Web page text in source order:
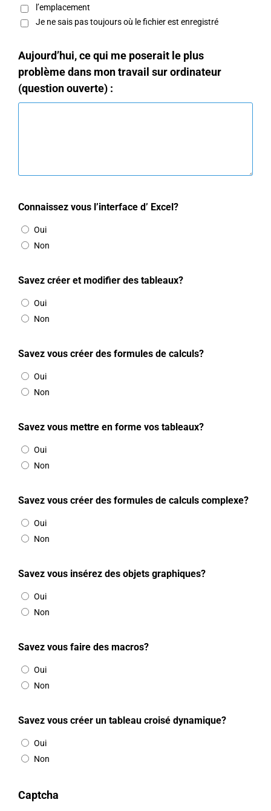
l’emplacement
Je ne sais pas toujours où le fichier est enregistré
Aujourd’hui, ce qui me poserait le plus
problème dans mon travail sur ordinateur
(question ouverte) :
Connaissez vous l’interface d’ Excel?
Oui
Non
Savez créer et modifier des tableaux?
Oui
Non
Savez vous créer des formules de calculs?
Oui
Non
Savez vous mettre en forme vos tableaux?
Oui
Non
Savez vous créer des formules de calculs complexe?
Oui
Non
Savez vous insérez des objets graphiques?
Oui
Non
Savez vous faire des macros?
Oui
Non
Savez vous créer un tableau croisé dynamique?
Oui
Non
Captcha